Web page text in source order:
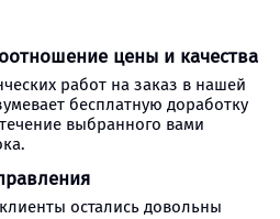
цены и качества
работ на заказ в нашей
бесплатную доработку
выбранного вами
остались довольны